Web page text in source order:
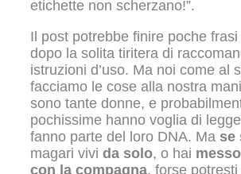
etichette non scherzano!”.
Il post potrebbe finire poche
dopo la solita tiritera di
istruzioni d’uso. Ma noi come al
facciamo le cose alla nostra
sono tante donne, e
pochissime hanno voglia di
fanno parte del loro DNA. Ma se
magari vivi da solo, o hai
con la compagna, forse potresti